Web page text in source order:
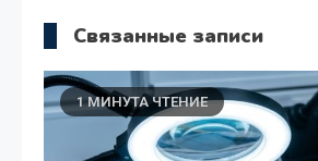
Связанные записи
1 МИНУТА ЧТЕНИЕ